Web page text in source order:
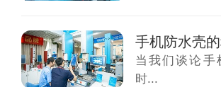
当我们谈论手
时...